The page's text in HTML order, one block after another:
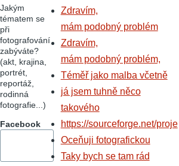
Jakým
tématem se
při
fotografování
zabýváte?
(akt, krajina,
portrét,
reportáž,
rodinná
fotografie...)
Facebook
Zdravím,
mám podobný problém
Zdravím,
mám podobný problém,
Téměř jako malba včetně
já jsem tuhně něco
takového
https://sourceforge.net/proje
Oceňuji fotografickou
Taky bych se tam rád